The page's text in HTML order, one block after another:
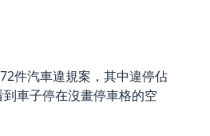
件汽車違規案，其中違停佔
車子停在沒畫停車格的空